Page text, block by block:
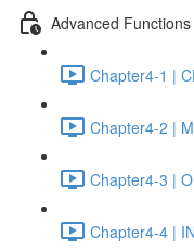
Advanced
Chapter4-1 |
Chapter4-2 |
Chapter4-3 |
Chapter4-4 |